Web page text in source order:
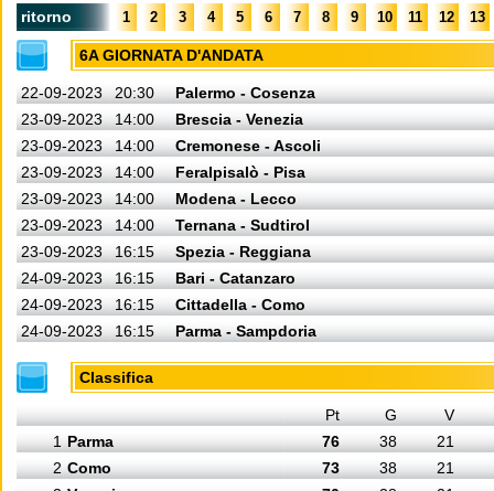
ritorno 1 2 3 4 5 6 7 8 9 10 11 12 13
6A GIORNATA D'ANDATA
22-09-2023 20:30
Palermo - Cosenza
23-09-2023
14:00
Brescia - Venezia
23-09-2023
14:00
Cremonese - Ascoli
23-09-2023
14:00
Feralpisalò - Pisa
23-09-2023
14:00
Modena - Lecco
23-09-2023
14:00
Ternana - Sudtirol
23-09-2023
16:15
Spezia - Reggiana
24-09-2023
16:15
Bari - Catanzaro
24-09-2023
16:15
Cittadella - Como
24-09-2023
16:15 Parma - Sampdoria
Classifica
Pt G
V
1 Parma 76 38
21
2 Como 73 38
21